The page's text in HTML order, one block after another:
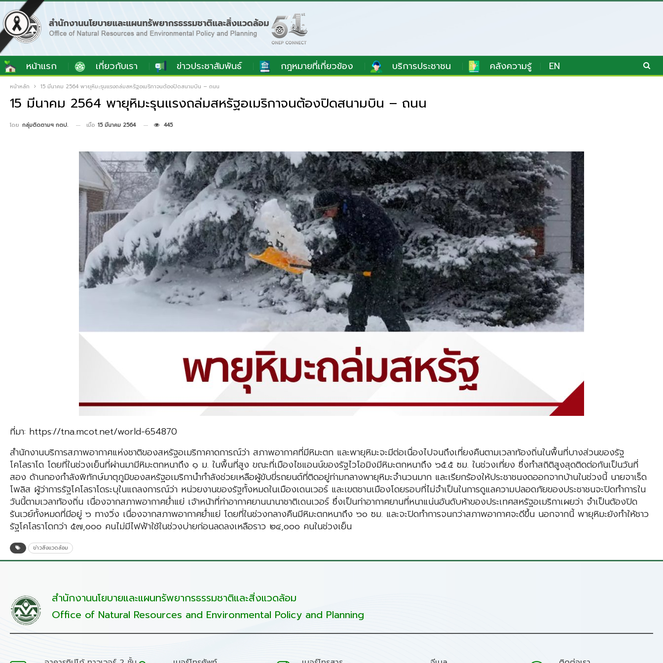
หน้าแรก เกี่ยวกับเรา ข่าวประชาสัมพันธ์ กฎหมายที่เกี่ยวข้อง บริการประชาชน คลังความรู้ EN
หน้าหลัก 15 มีนาคม 2564 พายุหิมะรุนแรงถล่มสหรัฐอเมริกาจนต้องปิดสนามบิน – ถนน
15 มีนาคม 2564 พายุหิมะรุนแรงถล่มสหรัฐอเมริกาจนต้องปิดสนามบิน – ถนน
โดย กลุ่มติดตามฯ กตป. เมื่อ 15 มีนาคม 2564 445
ที่มา: https://tna.mcot.net/world-654870
สำนักงานบริการสภาพอากาศแห่งชาติของสหรัฐอเมริกาคาดการณ์ว่า สภาพอากาศที่มีหิมะตก และพายุหิมะจะมีต่อเนื่องไปจนถึงเที่ยงคืนตามเวลาท้องถิ่นในพื้นที่บางส่วนของรัฐ
โคโลราโด โดยที่ในช่วงเย็นที่ผ่านมามีหิมะตกหนาถึง ๑ ม. ในพื้นที่สูง ขณะที่เมืองไชแอนน์ของรัฐไวโอมิงมีหิมะตกหนาถึง ๖๕.๕ ซม. ในช่วงเที่ยง ซึ่งทำสถิติสูงสุดติดต่อกันเป็นวันที่
สอง ด้านกองกำลังพิทักษ์มาตุภูมิของสหรัฐอเมริกานำกำลังช่วยเหลือผู้ขับขี่รถยนต์ที่ติดอยู่ท่ามกลางพายุหิมะจำนวนมาก และเรียกร้องให้ประชาชนงดออกจากบ้านในช่วงนี้ นายจาเร็ด
โพลิส ผู้ว่าการรัฐโคโลราโดระบุในแถลงการณ์ว่า หน่วยงานของรัฐทั้งหมดในเมืองเดนเวอร์ และเขตชานเมืองโดยรอบที่ไม่จำเป็นในการดูแลความปลอดภัยของประชาชนจะปิดทำการใน
วันนี้ตามเวลาท้องถิ่น เนื่องจากสภาพอากาศย่ำแย่ เจ้าหน้าที่ท่าอากาศยานนานาชาติเดนเวอร์ ซึ่งเป็นท่าอากาศยานที่หนาแน่นอันดับห้าของประเทศสหรัฐอเมริกาเผยว่า จำเป็นต้องปิด
รันเวย์ทั้งหมดที่มีอยู่ ๖ ทางวิ่ง เนื่องจากสภาพอากาศย่ำแย่ โดยที่ในช่วงกลางคืนมีหิมะตกหนาถึง ๖๐ ซม. และจะปิดทำการจนกว่าสภาพอากาศจะดีขึ้น นอกจากนี้ พายุหิมะยังทำให้ชาว
รัฐโคโลราโดกว่า ๕๗,๐๐๐ คนไม่มีไฟฟ้าใช้ในช่วงบ่ายก่อนลดลงเหลือราว ๒๔,๐๐๐ คนในช่วงเย็น
ข่าวสิ่งแวดล้อม
สำนักงานนโยบายและแผนทรัพยากรธรรมชาติและสิ่งแวดล้อม
Office of Natural Resources and Environmental Policy and Planning